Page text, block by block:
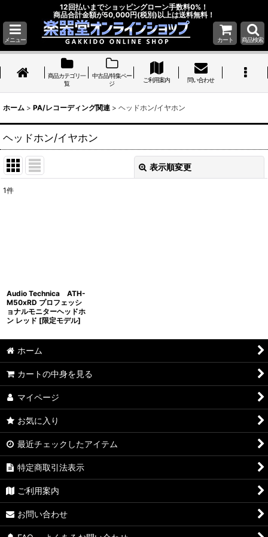
12回払いまでショッピングローン手数料0%！
商品合計金額が50,000円(税別)以上は送料無料！
メニュー カート 商品検索
商品カテゴリ一
覧
中古品/特集ペー
ジ
ご利用案内 問い合わせ
ホーム > PA/レコーディング関連 > ヘッドホン/イヤホン
ヘッドホン/イヤホン
表示順変更
1件
Audio Technica ATH-
M50xRD プロフェッシ
ョナルモニターヘッドホ
ン レッド [限定モデル]
ホーム
カートの中身を見る
マイページ
お気に入り
最近チェックしたアイテム
特定商取引法表示
ご利用案内
お問い合わせ